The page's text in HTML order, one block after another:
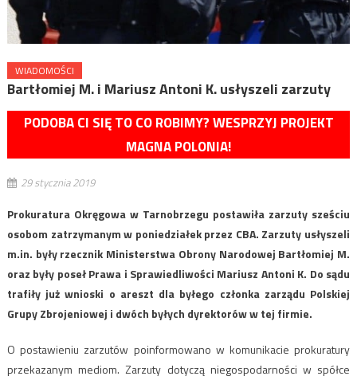
WIADOMOŚCI
Bartłomiej M. i Mariusz Antoni K. usłyszeli zarzuty
PODOBA CI SIĘ TO CO ROBIMY? WESPRZYJ PROJEKT
MAGNA POLONIA!
29 stycznia 2019
Prokuratura Okręgowa w Tarnobrzegu postawiła zarzuty sześciu
osobom zatrzymanym w poniedziałek przez CBA. Zarzuty usłyszeli
m.in. były rzecznik Ministerstwa Obrony Narodowej Bartłomiej M.
oraz były poseł Prawa i Sprawiedliwości Mariusz Antoni K. Do sądu
trafiły już wnioski o areszt dla byłego członka zarządu Polskiej
Grupy Zbrojeniowej i dwóch byłych dyrektorów w tej firmie.
O postawieniu zarzutów poinformowano w komunikacie prokuratury
przekazanym mediom. Zarzuty dotyczą niegospodarności w spółce